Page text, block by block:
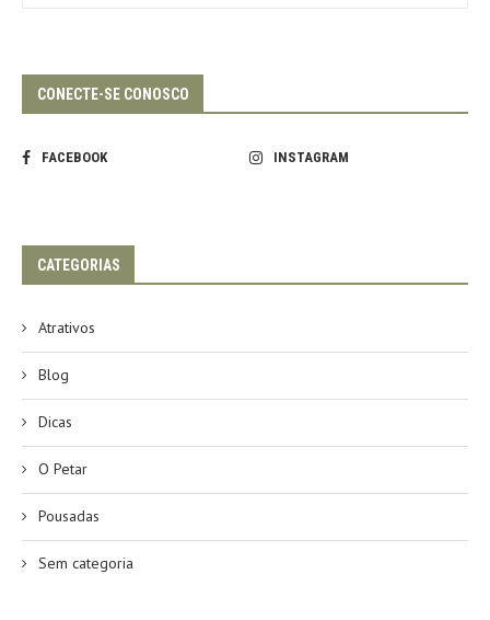
CONECTE-SE CONOSCO
FACEBOOK INSTAGRAM
CATEGORIAS
Atrativos
Blog
Dicas
O Petar
Pousadas
Sem categoria